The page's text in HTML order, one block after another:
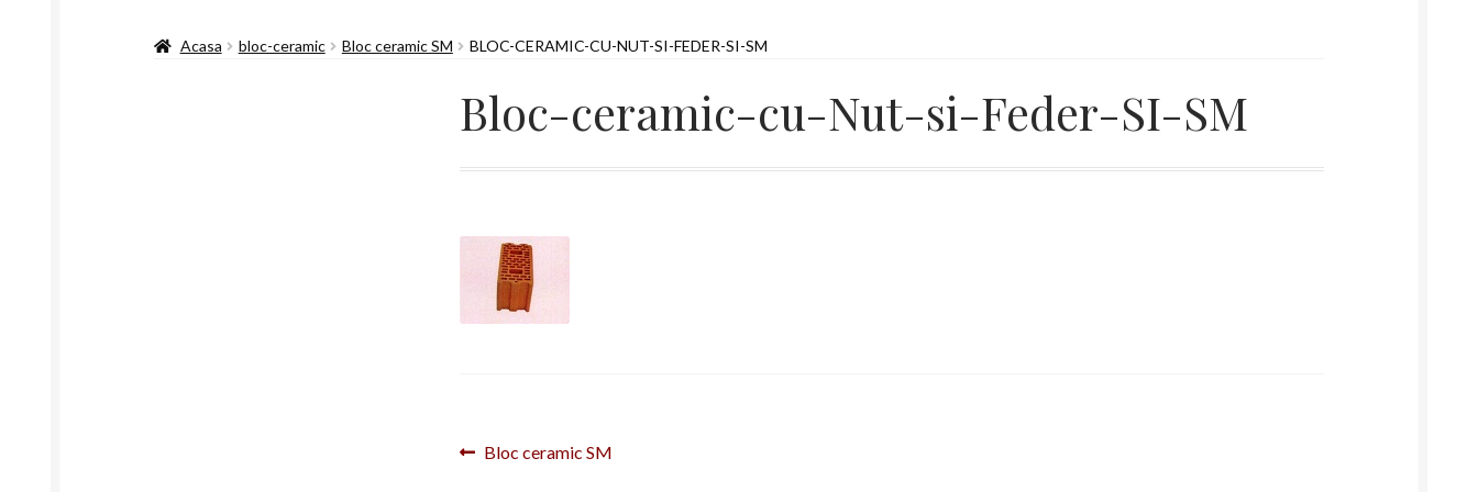
Acasa bloc-ceramic Bloc ceramic SM BLOC-CERAMIC-CU-NUT-SI-FEDER-SI-SM
Bloc-ceramic-cu-Nut-si-Feder-SI-SM
Navigare
Articolul
Bloc ceramic SM